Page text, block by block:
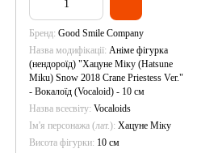
Бренд Good Smile Company
Назва модифікації Аніме фігурка
(нендороїд) "Хацуне Міку (Hatsune
Miku) Snow 2018 Crane Priestess Ver."
- Вокалоїд (Vocaloid) - 10 см
Назва всесвіту Vocaloids
Ім'я персонажа (лат.) Хацуне Міку
Висота фігурки 10 см